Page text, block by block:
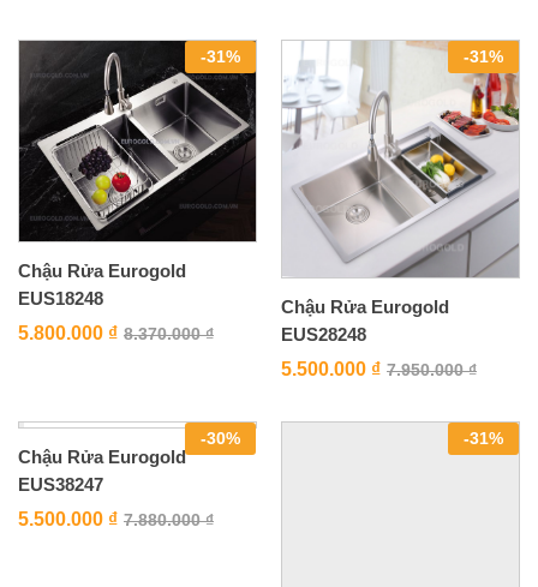
-31%
Chậu Rửa Eurogold
EUS18248
5.800.000 ₫ 8.370.000₫
-31%
Chậu Rửa Eurogold
EUS28248
5.500.000 ₫ 7.950.000₫
-30%
Chậu Rửa Eurogold
EUS38247
5.500.000 ₫ 7.880.000₫
-31%